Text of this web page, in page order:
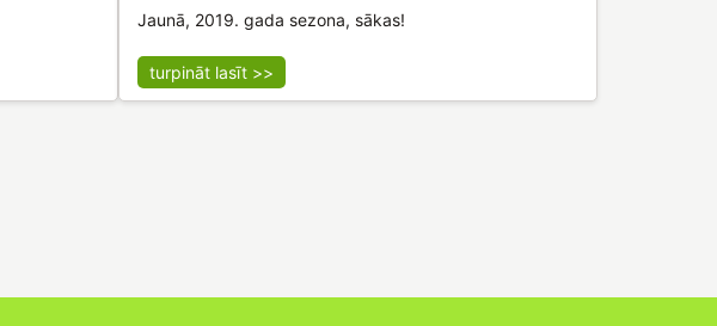
Jaunā, 2019. gada sezona, sākas!
turpināt lasīt >>